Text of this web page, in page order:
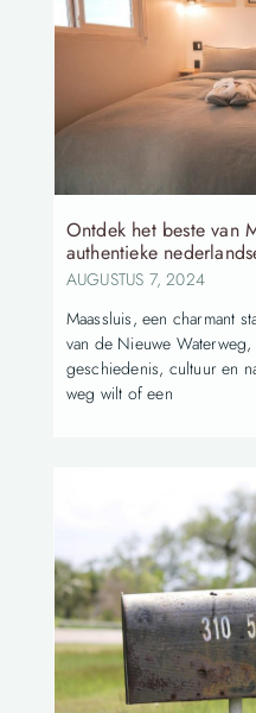
Ontdek het beste van
authentieke
AUGUSTUS 7, 2024
Maassluis, een charmant
van de Nieuwe
geschiedenis, cultuur en
weg wilt of een